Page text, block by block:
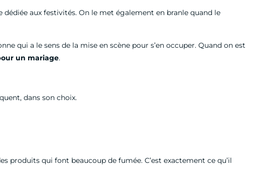
aux festivités. On le met également en branle quand le
qui a le sens de la mise en scène pour s’en occuper. Quand on est
un mariage.
dans son choix.
produits qui font beaucoup de fumée. C’est exactement ce qu’il